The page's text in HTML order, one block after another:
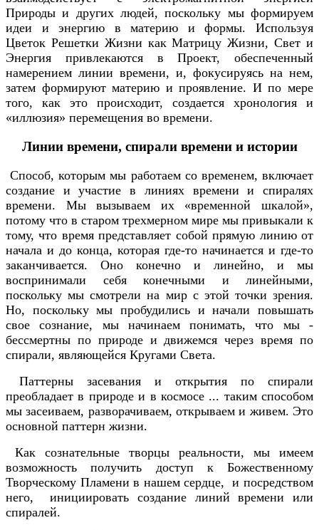
Природы и других людей, поскольку мы формируем
идеи и энергию в материю и формы. Используя
Цветок Решетки Жизни как Матрицу Жизни, Свет и
Энергия привлекаются в Проект, обеспеченный
намерением линии времени, и, фокусируясь на нем,
затем формируют материю и проявление. И по мере
того, как это происходит, создается хронология и
«иллюзия» перемещения во времени.
Линии времени, спирали времени и истории
Способ, которым мы работаем со временем, включает
создание и участие в линиях времени и спиралях
времени. Мы вызываем их «временной шкалой»,
потому что в старом трехмерном мире мы привыкали к
тому, что время представляет собой прямую линию от
начала и до конца, которая где-то начинается и где-то
заканчивается. Оно конечно и линейно, и мы
воспринимали себя конечными и линейными,
поскольку мы смотрели на мир с этой точки зрения.
Но, поскольку мы пробудились и начали повышать
свое сознание, мы начинаем понимать, что мы -
бессмертны по природе и движемся через время по
спирали, являющейся Кругами Света.
Паттерны засевания и открытия по спирали
преобладает в природе и в космосе ... таким способом
мы засеиваем, разворачиваем, открываем и живем. Это
основной паттерн жизни.
Как сознательные творцы реальности, мы имеем
возможность получить доступ к Божественному
Творческому Пламени в нашем сердце, и посредством
него, инициировать создание линий времени или
спиралей.